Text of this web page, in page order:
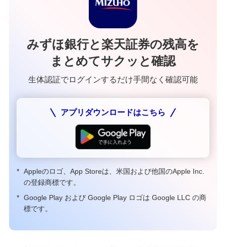
みずほ銀行と楽天証券の残高を
まとめてサクッと確認
生体認証でログインするだけ手間なく確認可能
アプリダウンロードはこちら
* Appleのロゴ、App Storeは、米国および他国のApple Inc.
の登録商標です。
* Google Play および Google Play ロゴは Google LLC の商
標です。